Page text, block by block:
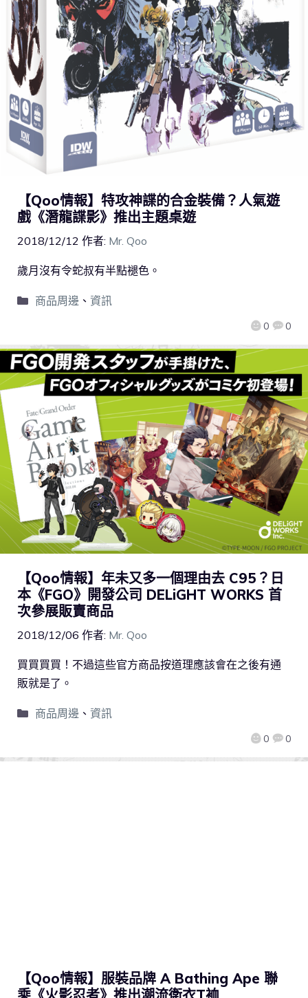
【Qoo情報】特攻神諜的合金裝備？人氣遊
戲《潛龍諜影》推出主題桌遊
2018/12/12 作者: Mr. Qoo
0 0
歲月沒有令蛇叔有半點褪色。
商品周邊 、 資訊
【Qoo情報】年未又多一個理由去 C95？日
本《FGO》開發公司 DELiGHT WORKS 首
次參展販賣商品
2018/12/06 作者: Mr. Qoo
0 0
買買買買！不過這些官方商品按道理應該會在之後有通
販就是了。
商品周邊 、 資訊
【Qoo情報】服裝品牌 A Bathing Ape 聯